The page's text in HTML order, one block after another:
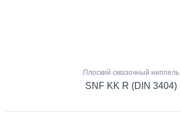
Плоский смазочный ниппель
SNF KK R (DIN 3404)